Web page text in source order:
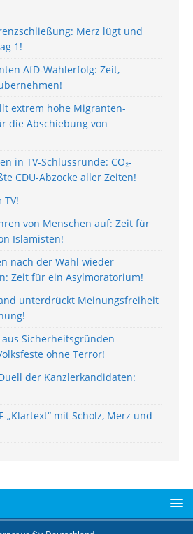
Merz lügt und
1!
AfD-Wahlerfolg: Zeit,
extrem hohe Migranten-
die Abschiebung von
in TV-Schlussrunde: CO₂-
CDU-Abzocke aller Zeiten!
von Menschen auf: Zeit für
Islamisten!
nach der Wahl wieder
Zeit für ein Asylmoratorium!
unterdrückt Meinungsfreiheit
Sicherheitsgründen
ohne Terror!
der Kanzlerkandidaten:
„Klartext“ mit Scholz, Merz und